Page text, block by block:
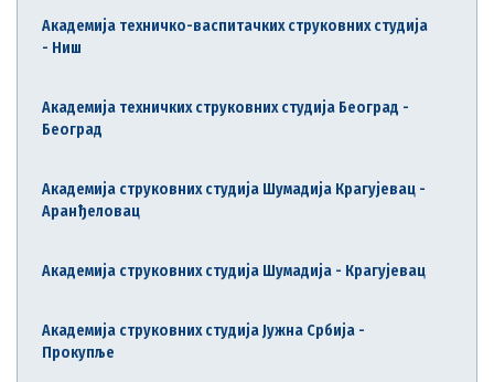
Академија техничко-васпитачких струковних студија
- Ниш
Академија техничких струковних студија Београд -
Београд
Академија струковних студија Шумадија Крагујевац -
Аранђеловац
Академија струковних студија Шумадија - Крагујевац
Академија струковних студија Јужна Србија -
Прокупље